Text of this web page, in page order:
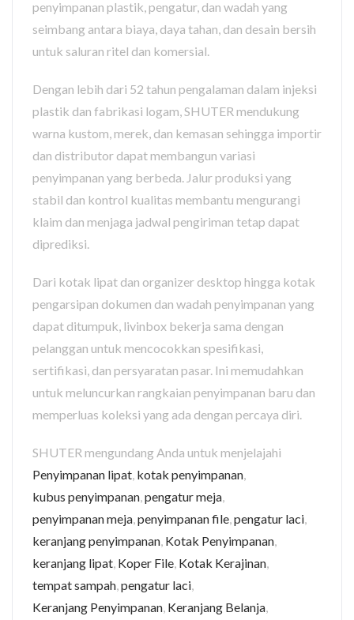
penyimpanan plastik, pengatur, dan wadah yang
seimbang antara biaya, daya tahan, dan desain bersih
untuk saluran ritel dan komersial.
Dengan lebih dari 52 tahun pengalaman dalam injeksi
plastik dan fabrikasi logam, SHUTER mendukung
warna kustom, merek, dan kemasan sehingga importir
dan distributor dapat membangun variasi
penyimpanan yang berbeda. Jalur produksi yang
stabil dan kontrol kualitas membantu mengurangi
klaim dan menjaga jadwal pengiriman tetap dapat
diprediksi.
Dari kotak lipat dan organizer desktop hingga kotak
pengarsipan dokumen dan wadah penyimpanan yang
dapat ditumpuk, livinbox bekerja sama dengan
pelanggan untuk mencocokkan spesifikasi,
sertifikasi, dan persyaratan pasar. Ini memudahkan
untuk meluncurkan rangkaian penyimpanan baru dan
memperluas koleksi yang ada dengan percaya diri.
SHUTER mengundang Anda untuk menjelajahi
Penyimpanan lipat kotak penyimpanan
kubus penyimpanan pengatur meja
penyimpanan meja penyimpanan file pengatur laci
keranjang penyimpanan Kotak Penyimpanan
keranjang lipat Koper File Kotak Kerajinan
tempat sampah pengatur laci
Keranjang Penyimpanan Keranjang Belanja